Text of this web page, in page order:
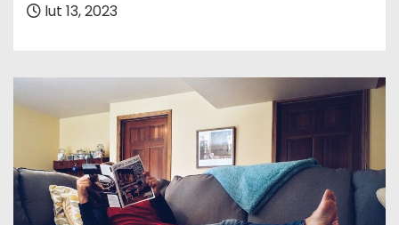
lut 13, 2023